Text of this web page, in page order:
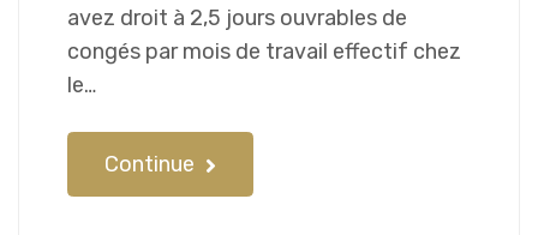
avez droit à 2,5 jours ouvrables de
congés par mois de travail effectif chez
le…
Continue